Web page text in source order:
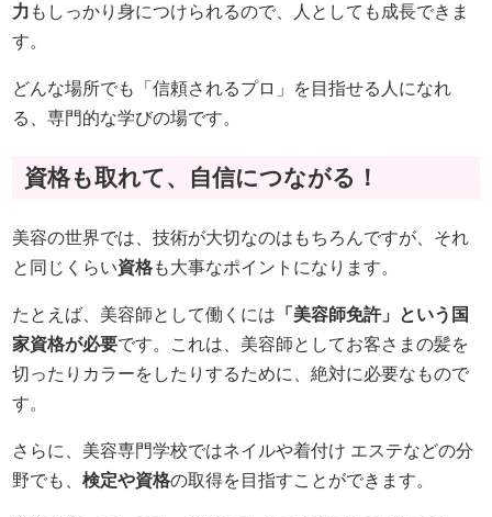
力 もしっかり身につけられるので、人としても成長できま
す。
どんな場所でも「信頼されるプロ」を目指せる人になれ
る、専門的な学びの場です。
資格も取れて、自信につながる！
美容の世界では、技術が大切なのはもちろんですが、それ
と同じくらい資格も大事なポイントになります。
たとえば、美容師として働くには 「美容師免許」という国
家資格が必要です。これは、美容師としてお客さまの髪を
切ったりカラーをしたりするために、絶対に必要なもので
す。
さらに、美容専門学校ではネイルや着付け エステなどの分
野でも、検定や資格の取得を目指すことができます。